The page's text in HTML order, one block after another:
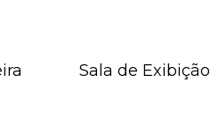
Sala de Exibição